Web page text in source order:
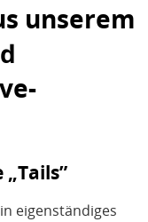
unserem
eigenständiges